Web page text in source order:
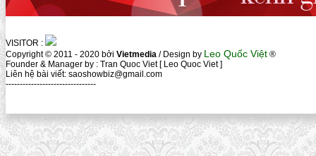
VISITOR :
Copyright © 2011 - 2020 bởi Vietmedia / Design by Leo Quốc Việt ®
Founder & Manager by : Tran Quoc Viet [ Leo Quoc Viet ]
Liên hệ bài viết: saoshowbiz@gmail.com
--------------------------------